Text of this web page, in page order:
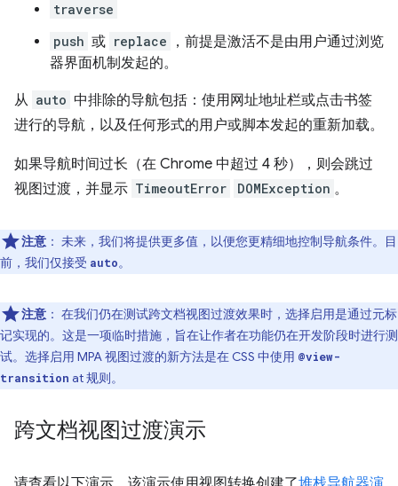
traverse
push 或 replace
，前提是激活不是由用户通过浏览
器界面机制发起的。
从 auto 中排除的导航包括：使用网址地址栏或点击书签
进行的导航，以及任何形式的用户或脚本发起的重新加载。
如果导航时间过长（在 Chrome 中超过 4 秒），则会跳过
视图过渡，并显示 TimeoutError DOMException 。
注意 ： 未来，我们将提供更多值，以便您更精细地控制导航条件。目
前，我们仅接受 auto。
注意 ： 在我们仍在测试跨文档视图过渡效果时，选择启用是通过元标
记实现的。这是一项临时措施，旨在让作者在功能仍在开发阶段时进行测
试。选择启用 MPA 视图过渡的新方法是在 CSS 中使用 @view-
transition at 规则。
跨文档视图过渡演示